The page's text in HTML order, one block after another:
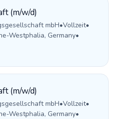
(m/w/d)
mbH•Vollzeit•
Westphalia, Germany•
(m/w/d)
mbH•Vollzeit•
Westphalia, Germany•